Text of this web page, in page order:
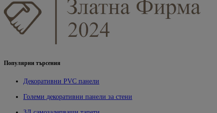
Популярни търсения
Декоративни PVC панели
Големи декоративни панели за стени